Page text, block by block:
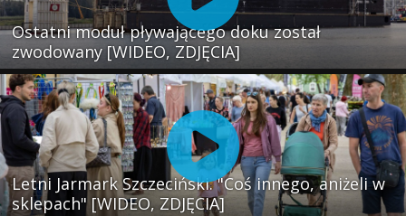
Ostatni moduł pływającego doku został
zwodowany [WIDEO, ZDJĘCIA]
Letni Jarmark Szczeciński. "Coś innego, aniżeli w
sklepach" [WIDEO, ZDJĘCIA]